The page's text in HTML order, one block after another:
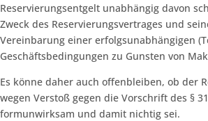
Reservierungsentgelt unabhängig davon
Zweck des Reservierungsvertrages und
Vereinbarung einer erfolgsunabhängigen
Geschäftsbedingungen zu Gunsten von
Es könne daher auch offenbleiben, ob der
wegen Verstoß gegen die Vorschrift des §
formunwirksam und damit nichtig sei.